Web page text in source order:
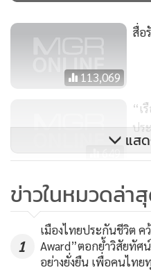
113,069
สื่อ
649
“เ
ปร
246
สา
ส
แส
ข่าวในหมวดล่า
1
เมืองไทยประกันชีวิต ค
Award”ตอกย้ำวิสัยทัศ
อย่างยั่งยืน เพื่อคนไทย